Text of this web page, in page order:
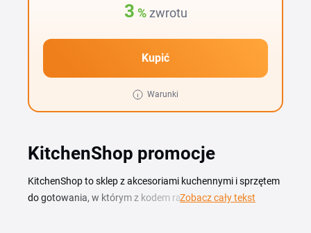
3 % zwrotu
Kupić
Warunki
KitchenShop promocje
KitchenShop to sklep z akcesoriami kuchennymi i sprzętem
do gotowania, w którym z kodem rabatowym KitchenShop
Zobacz cały tekst